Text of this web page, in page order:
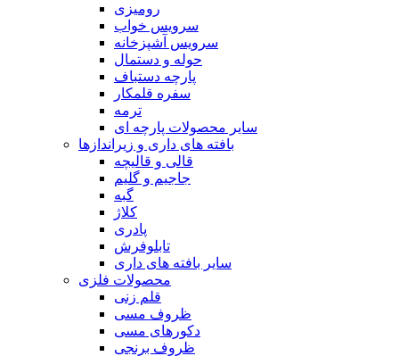
رومیزی
سرویس خواب
سرویس آشپزخانه
حوله و دستمال
پارچه دستباف
سفره قلمکار
ترمه
سایر محصولات پارچه ای
بافته های داری و زیراندازها
قالی و قالیچه
جاجیم و گلیم
گبه
کلاژ
پادری
تابلوفرش
سایر بافته های داری
محصولات فلزی
قلم زنی
ظروف مسی
دکورهای مسی
ظروف برنجی